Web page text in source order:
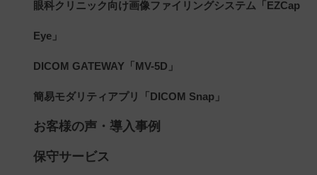
眼科クリニック向け画像ファイリングシステム「EZCap
Eye」
DICOM GATEWAY「MV-5D」
簡易モダリティアプリ「DICOM Snap」
お客様の声・導入事例
保守サービス